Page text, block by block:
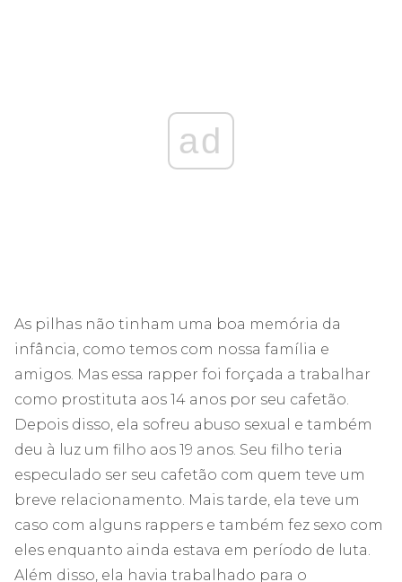
ad
As pilhas não tinham uma boa memória da
infância, como temos com nossa família e
amigos. Mas essa rapper foi forçada a trabalhar
como prostituta aos 14 anos por seu cafetão.
Depois disso, ela sofreu abuso sexual e também
deu à luz um filho aos 19 anos. Seu filho teria
especulado ser seu cafetão com quem teve um
breve relacionamento. Mais tarde, ela teve um
caso com alguns rappers e também fez sexo com
eles enquanto ainda estava em período de luta.
Além disso, ela havia trabalhado para o